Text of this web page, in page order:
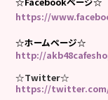
https://
☆ホームページ☆
http://
☆Twitter☆
https://